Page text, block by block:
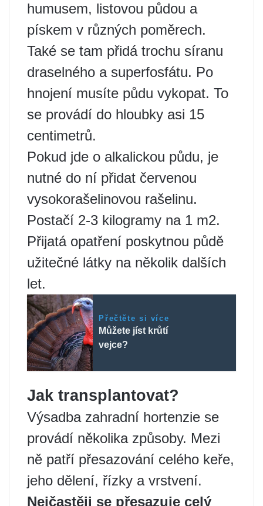
humusem, listovou půdou a
pískem v různých poměrech.
Také se tam přidá trochu síranu
draselného a superfosfátu. Po
hnojení musíte půdu vykopat. To
se provádí do hloubky asi 15
centimetrů.
Pokud jde o alkalickou půdu, je
nutné do ní přidat červenou
vysokorašelinovou rašelinu.
Postačí 2-3 kilogramy na 1 m2.
Přijatá opatření poskytnou půdě
užitečné látky na několik dalších
let.
Přečtěte si více
Můžete jíst krůtí
vejce?
Jak transplantovat?
Výsadba zahradní hortenzie se
provádí několika způsoby. Mezi
ně patří přesazování celého keře,
jeho dělení, řízky a vrstvení.
Nejčastěji se přesazuje celý